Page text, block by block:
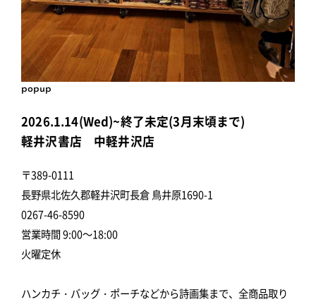
popup
2026.1.14(Wed)~終了未定(3月末頃まで)
軽井沢書店 中軽井沢店
〒389-0111
長野県北佐久郡軽井沢町長倉 鳥井原1690-1
0267-46-8590
営業時間 9:00～18:00
火曜定休
ハンカチ・バッグ・ポーチなどから詩画集まで、全商品取り